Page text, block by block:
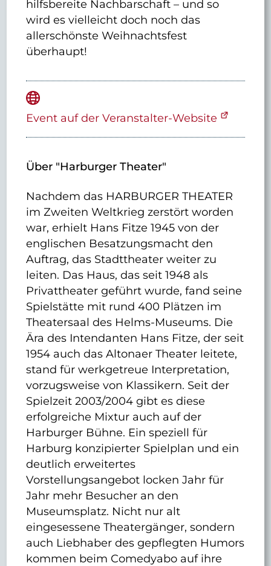
hilfsbereite Nachbarschaft – und so
wird es vielleicht doch noch das
allerschönste Weihnachtsfest
überhaupt!
Event auf der Veranstalter-Website
Über "Harburger Theater"
Nachdem das HARBURGER THEATER
im Zweiten Weltkrieg zerstört worden
war, erhielt Hans Fitze 1945 von der
englischen Besatzungsmacht den
Auftrag, das Stadttheater weiter zu
leiten. Das Haus, das seit 1948 als
Privattheater geführt wurde, fand seine
Spielstätte mit rund 400 Plätzen im
Theatersaal des Helms-Museums. Die
Ära des Intendanten Hans Fitze, der seit
1954 auch das Altonaer Theater leitete,
stand für werkgetreue Interpretation,
vorzugsweise von Klassikern. Seit der
Spielzeit 2003/2004 gibt es diese
erfolgreiche Mixtur auch auf der
Harburger Bühne. Ein speziell für
Harburg konzipierter Spielplan und ein
deutlich erweitertes
Vorstellungsangebot locken Jahr für
Jahr mehr Besucher an den
Museumsplatz. Nicht nur alt
eingesessene Theatergänger, sondern
auch Liebhaber des gepflegten Humors
kommen beim Comedyabo auf ihre